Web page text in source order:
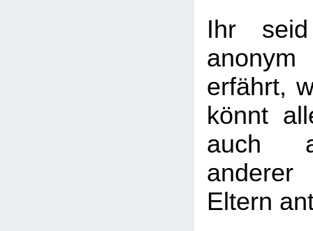
Ihr
erfährt,
könnt
auch
Eltern